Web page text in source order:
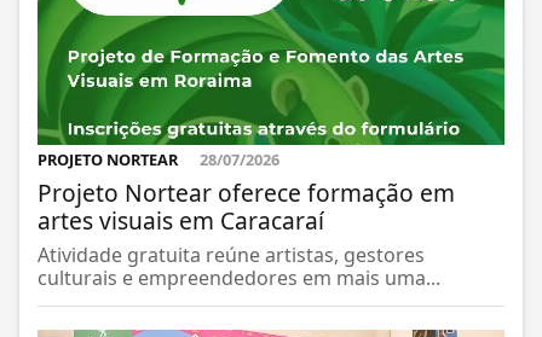
PROJETO NORTEAR 28/07/2026
Projeto Nortear oferece formação em
artes visuais em Caracaraí
Atividade gratuita reúne artistas, gestores
culturais e empreendedores em mais uma...